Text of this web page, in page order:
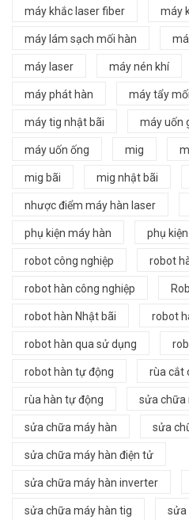
máy khắc laser fiber máy
máy lám sạch mối hàn
máy laser máy nén khí
máy phát hàn máy tẩy
máy tig nhật bãi máy uốn
máy uốn ống mig
mig bãi mig nhật bãi
nhược điểm máy hàn laser
phụ kiện máy hàn phụ
robot công nghiệp robot
robot hàn công nghiệp
robot hàn Nhật bãi robot
robot hàn qua sử dụng
robot hàn tự động rùa cắt
rùa hàn tự động sửa chữa
sửa chữa máy hàn sửa
sửa chữa máy hàn điện tử
sửa chữa máy hàn inverter
sửa chữa máy hàn tig sửa